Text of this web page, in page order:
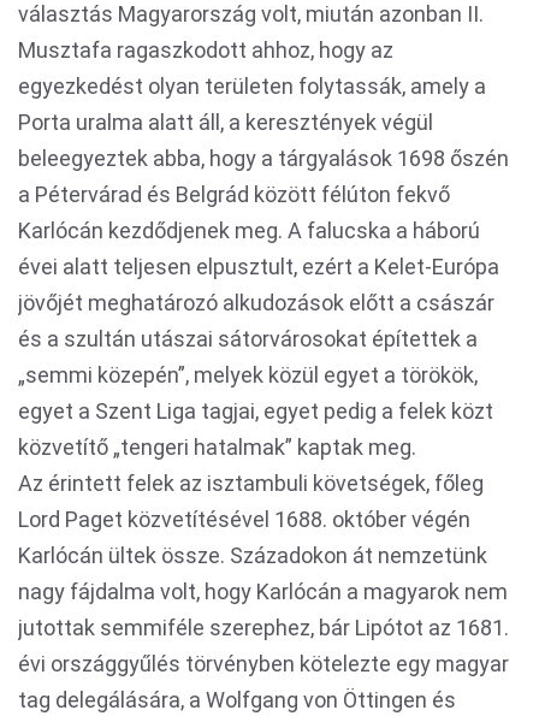
választás Magyarország volt, miután azonban II.
Musztafa ragaszkodott ahhoz, hogy az
egyezkedést olyan területen folytassák, amely a
Porta uralma alatt áll, a keresztények végül
beleegyeztek abba, hogy a tárgyalások 1698 őszén
a Pétervárad és Belgrád között félúton fekvő
Karlócán kezdődjenek meg. A falucska a háború
évei alatt teljesen elpusztult, ezért a Kelet-Európa
jövőjét meghatározó alkudozások előtt a császár
és a szultán utászai sátorvárosokat építettek a
„semmi közepén”, melyek közül egyet a törökök,
egyet a Szent Liga tagjai, egyet pedig a felek közt
közvetítő „tengeri hatalmak” kaptak meg.
Az érintett felek az isztambuli követségek, főleg
Lord Paget közvetítésével 1688. október végén
Karlócán ültek össze. Századokon át nemzetünk
nagy fájdalma volt, hogy Karlócán a magyarok nem
jutottak semmiféle szerephez, bár Lipótot az 1681.
évi országgyűlés törvényben kötelezte egy magyar
tag delegálására, a Wolfgang von Öttingen és